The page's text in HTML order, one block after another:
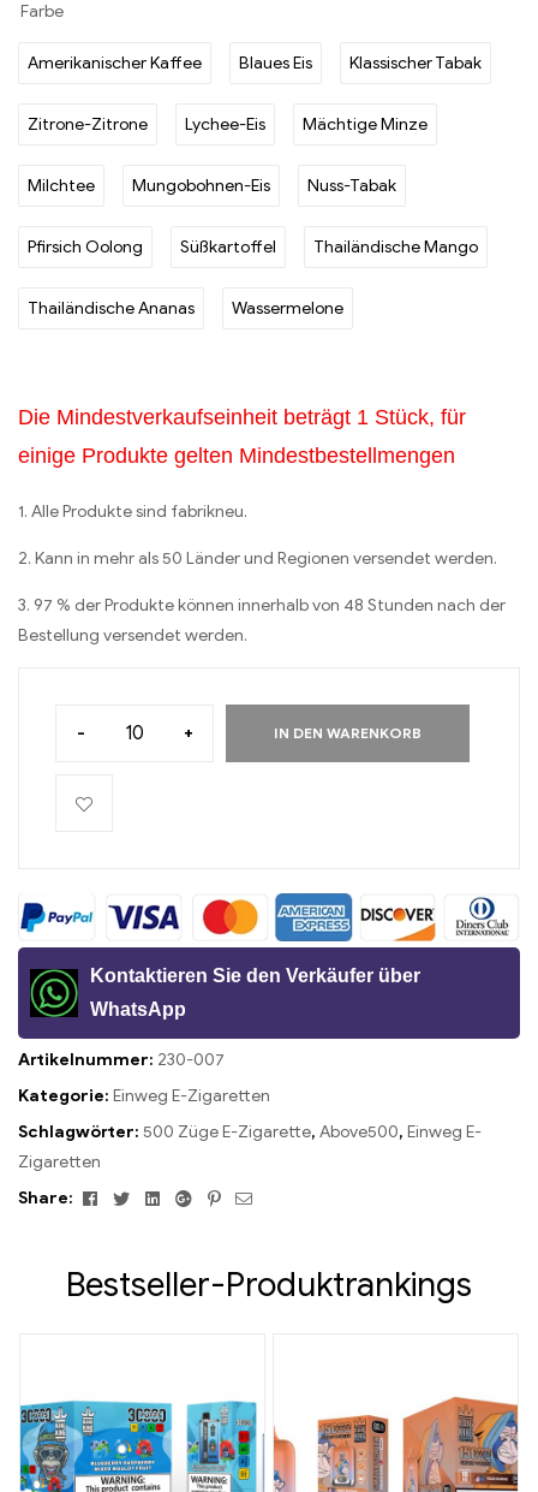
Farbe
Amerikanischer Kaffee Blaues Eis Klassischer Tabak
Zitrone-Zitrone Lychee-Eis Mächtige Minze
Milchtee Mungobohnen-Eis Nuss-Tabak
Pfirsich Oolong Süßkartoffel Thailändische Mango
Thailändische Ananas Wassermelone
Die Mindestverkaufseinheit beträgt 1 Stück, für
einige Produkte gelten Mindestbestellmengen
1. Alle Produkte sind fabrikneu.
2. Kann in mehr als 50 Länder und Regionen versendet werden.
3. 97 % der Produkte können innerhalb von 48 Stunden nach der
Bestellung versendet werden.
- + IN DEN WARENKORB
Kontaktieren Sie den Verkäufer über
WhatsApp
Artikelnummer: 230-007
Kategorie: Einweg E-Zigaretten
Schlagwörter: 500 Züge E-Zigarette, Above500, Einweg E-
Zigaretten
Share:
FacebookTwitterLinkedinGoogle+Pinterest
Email
Bestseller-Produktrankings